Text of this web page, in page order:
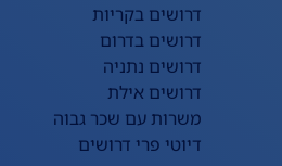
דרושים בקריות
דרושים בדרום
דרושים נתניה
דרושים אילת
משרות עם שכר גבוה
דיוטי פרי דרושים